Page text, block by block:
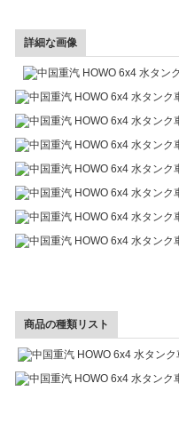
詳細な画像
商品の種類リスト